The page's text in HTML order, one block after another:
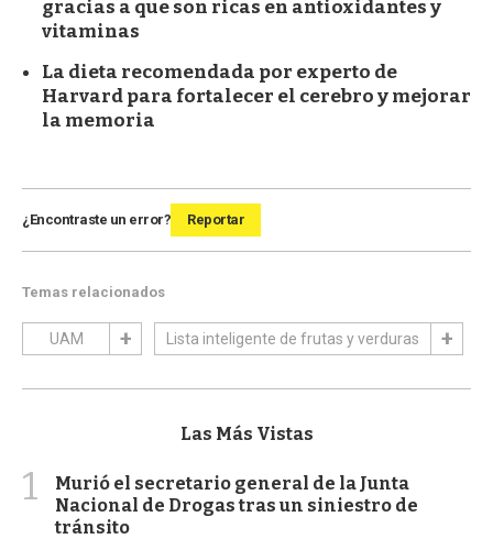
gracias a que son ricas en antioxidantes y
vitaminas
La dieta recomendada por experto de
Harvard para fortalecer el cerebro y mejorar
la memoria
¿Encontraste un error? Reportar
Temas relacionados
UAM Lista inteligente de frutas y verduras
Las Más Vistas
1
Murió el secretario general de la Junta
Nacional de Drogas tras un siniestro de
tránsito